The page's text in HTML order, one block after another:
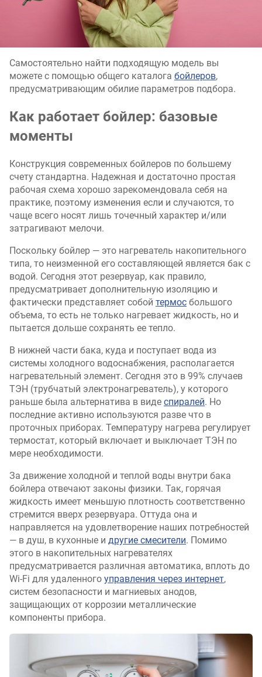
Самостоятельно найти подходящую модель вы
можете с помощью общего каталога бойлеров,
предусматривающим обилие параметров подбора.
Как работает бойлер: базовые
моменты
Конструкция современных бойлеров по большему
счету стандартна. Надежная и достаточно простая
рабочая схема хорошо зарекомендовала себя на
практике, поэтому изменения если и случаются, то
чаще всего носят лишь точечный характер и/или
затрагивают мелочи.
Поскольку бойлер — это нагреватель накопительного
типа, то неизменной его составляющей является бак с
водой. Сегодня этот резервуар, как правило,
предусматривает дополнительную изоляцию и
фактически представляет собой термос большого
объема, то есть не только нагревает жидкость, но и
пытается дольше сохранять ее тепло.
В нижней части бака, куда и поступает вода из
системы холодного водоснабжения, располагается
нагревательный элемент. Сегодня это в 99% случаев
ТЭН (трубчатый электронагреватель), у которого
раньше была альтернатива в виде спиралей. Но
последние активно используются разве что в
проточных приборах. Температуру нагрева регулирует
термостат, который включает и выключает ТЭН по
мере необходимости.
За движение холодной и теплой воды внутри бака
бойлера отвечают законы физики. Так, горячая
жидкость имеет меньшую плотность соответственно
стремится вверх резервуара. Оттуда она и
направляется на удовлетворение наших потребностей
— в душ, в кухонные и другие смесители. Помимо
этого в накопительных нагревателях
предусматривается различная автоматика, вплоть до
Wi-Fi для удаленного управления через интернет,
систем безопасности и магниевых анодов,
защищающих от коррозии металлические
компоненты прибора.